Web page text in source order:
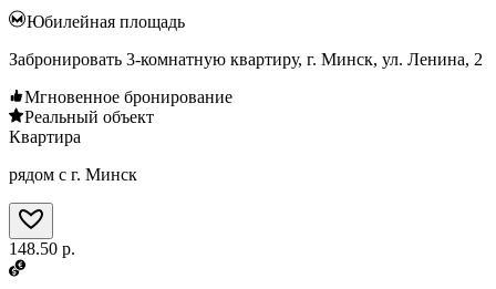
Юбилейная площадь
Забронировать 3-комнатную квартиру, г. Минск, ул. Ленина, 2
Мгновенное бронирование
Реальный объект
Квартира
рядом с г. Минск
148.50 р.